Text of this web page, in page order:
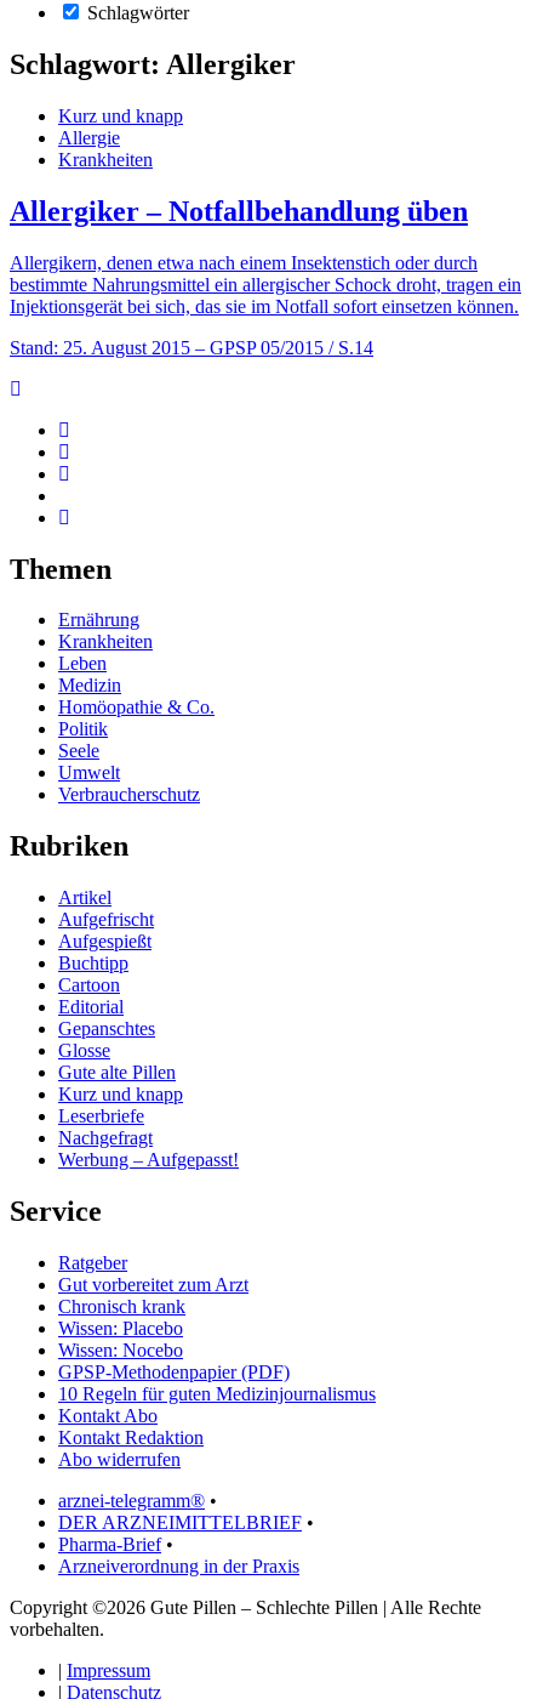
Schlagwörter
Schlagwort: Allergiker
Kurz und knapp
Allergie
Krankheiten
Allergiker – Notfallbehandlung üben
Allergikern, denen etwa nach einem Insektenstich oder durch
bestimmte Nahrungsmittel ein allergischer Schock droht, tragen ein
Injektionsgerät bei sich, das sie im Notfall sofort einsetzen können.
Stand: 25. August 2015 – GPSP 05/2015 / S.14
Themen
Ernährung
Krankheiten
Leben
Medizin
Homöopathie & Co.
Politik
Seele
Umwelt
Verbraucherschutz
Rubriken
Artikel
Aufgefrischt
Aufgespießt
Buchtipp
Cartoon
Editorial
Gepanschtes
Glosse
Gute alte Pillen
Kurz und knapp
Leserbriefe
Nachgefragt
Werbung – Aufgepasst!
Service
Ratgeber
Gut vorbereitet zum Arzt
Chronisch krank
Wissen: Placebo
Wissen: Nocebo
GPSP-Methodenpapier (PDF)
10 Regeln für guten Medizinjournalismus
Kontakt Abo
Kontakt Redaktion
Abo widerrufen
arznei-telegramm® •
DER ARZNEIMITTELBRIEF •
Pharma-Brief•
Arzneiverordnung in der Praxis
Copyright ©2026 Gute Pillen – Schlechte Pillen | Alle Rechte
vorbehalten.
| Impressum
| Datenschutz